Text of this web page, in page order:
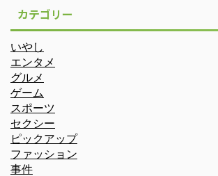
カテゴリー
いやし
エンタメ
グルメ
ゲーム
スポーツ
セクシー
ピックアップ
ファッション
事件